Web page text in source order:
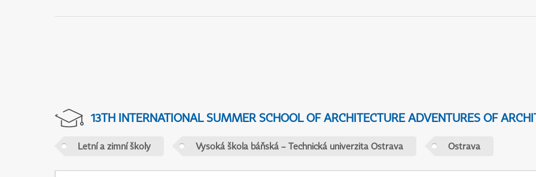
13TH INTERNATIONAL SUMMER SCHOOL OF ARCHITECTURE ADVENTURES OF
Letní a zimní školy Vysoká škola báňská – Technická univerzita Ostrava Ostrava